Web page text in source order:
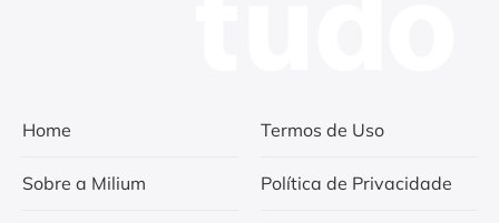
Home
Sobre a Milium
Termos de Uso
Política de Privacidade